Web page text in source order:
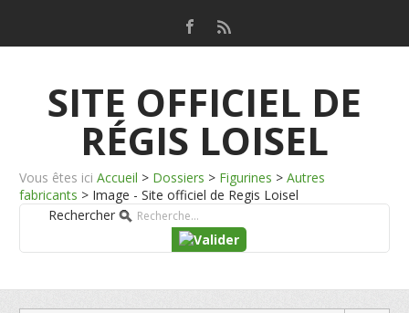
SITE OFFICIEL DE
RÉGIS LOISEL
Vous êtes ici Accueil > Dossiers > Figurines > Autres
fabricants > Image - Site officiel de Regis Loisel
Rechercher